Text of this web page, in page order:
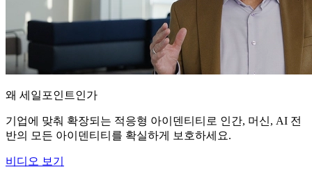
왜 세일포인트인가
기업에 맞춰 확장되는 적응형 아이덴티티로 인간, 머신, AI 전
반의 모든 아이덴티티를 확실하게 보호하세요.
비디오 보기